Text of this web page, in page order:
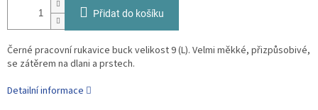
Přidat do košíku
Černé pracovní rukavice buck velikost 9 (L). Velmi měkké, přizpůsobivé,
se zátěrem na dlani a prstech.
Detailní informace